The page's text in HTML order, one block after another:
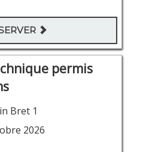
permis
Bret 1
2026